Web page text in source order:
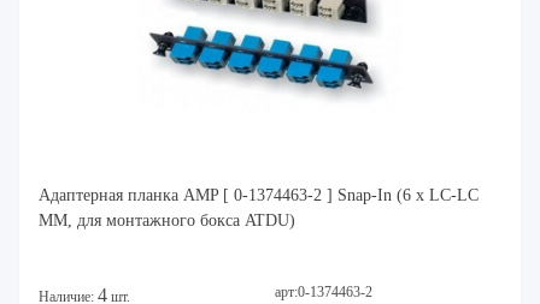
Адаптерная планка AMP [ 0-1374463-2 ] Snap-In (6 x LC-LC
MM, для монтажного бокса ATDU)
Наличие: 4 шт. арт:0-1374463-2